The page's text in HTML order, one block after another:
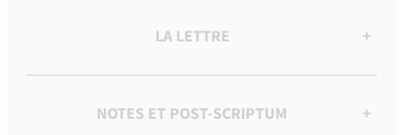
LA LETTRE +
NOTES ET POST-SCRIPTUM +